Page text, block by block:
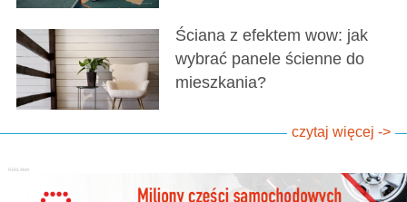
Ściana z efektem wow: jak
wybrać panele ścienne do
mieszkania?
czytaj więcej ->